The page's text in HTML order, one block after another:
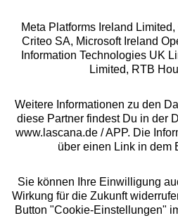
Alle Preise inkl. MwSt., zzgl.
Versandkosten
** Bonität vorausgesetzt, berechtigt zur
Meta Platforms Ireland
Criteo SA, Microsoft Ireland
Information Technologies UK
Limited, RTB
Weitere Informationen zu den
diese Partner findest Du in der
www.lascana.de / APP. Die
über einen Link in dem
Sie können Ihre Einwilligung
Wirkung für die Zukunft
Button "Cookie-Einstellungen"